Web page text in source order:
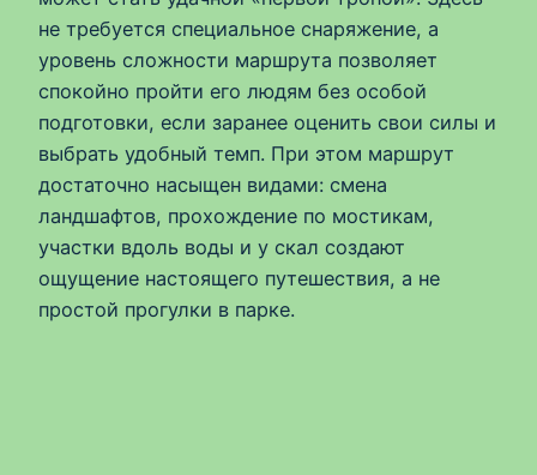
не требуется специальное снаряжение, а
уровень сложности маршрута позволяет
спокойно пройти его людям без особой
подготовки, если заранее оценить свои силы и
выбрать удобный темп. При этом маршрут
достаточно насыщен видами: смена
ландшафтов, прохождение по мостикам,
участки вдоль воды и у скал создают
ощущение настоящего путешествия, а не
простой прогулки в парке.